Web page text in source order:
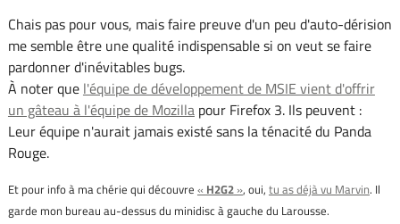
Chais pas pour vous, mais faire preuve d'un peu d'auto-dérision
me semble être une qualité indispensable si on veut se faire
pardonner d'inévitables bugs.
À noter que l'équipe de développement de MSIE vient d'offrir
un gâteau à l'équipe de Mozillapour Firefox 3. Ils peuvent :
Leur équipe n'aurait jamais existé sans la ténacité du Panda
Rouge.
Et pour info à ma chérie qui découvre « H2G2», oui, tu as déjà vu Marvin. Il
garde mon bureau au-dessus du minidisc à gauche du Larousse.